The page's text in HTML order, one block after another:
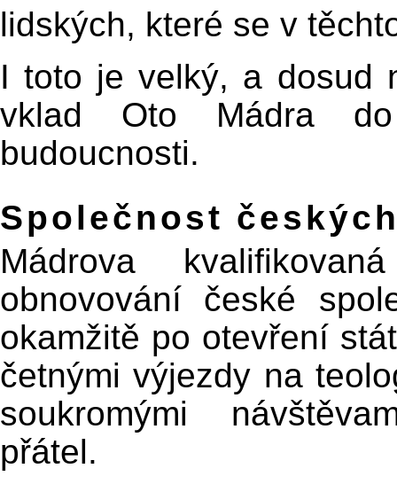
lidských, které se v
I toto je velký, a dosud
vklad Oto Mádra
budoucnosti.
Společnost
Mádrova
obnovování české
okamžitě po otevření
četnými výjezdy na
soukromými
přátel.